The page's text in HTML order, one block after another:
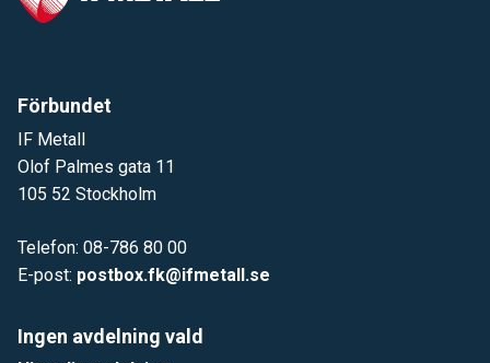
Förbundet
IF Metall
Olof Palmes gata 11
105 52 Stockholm
Telefon: 08-786 80 00
E-post: postbox.fk@ifmetall.se
Ingen avdelning vald